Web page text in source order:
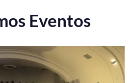
Eventos